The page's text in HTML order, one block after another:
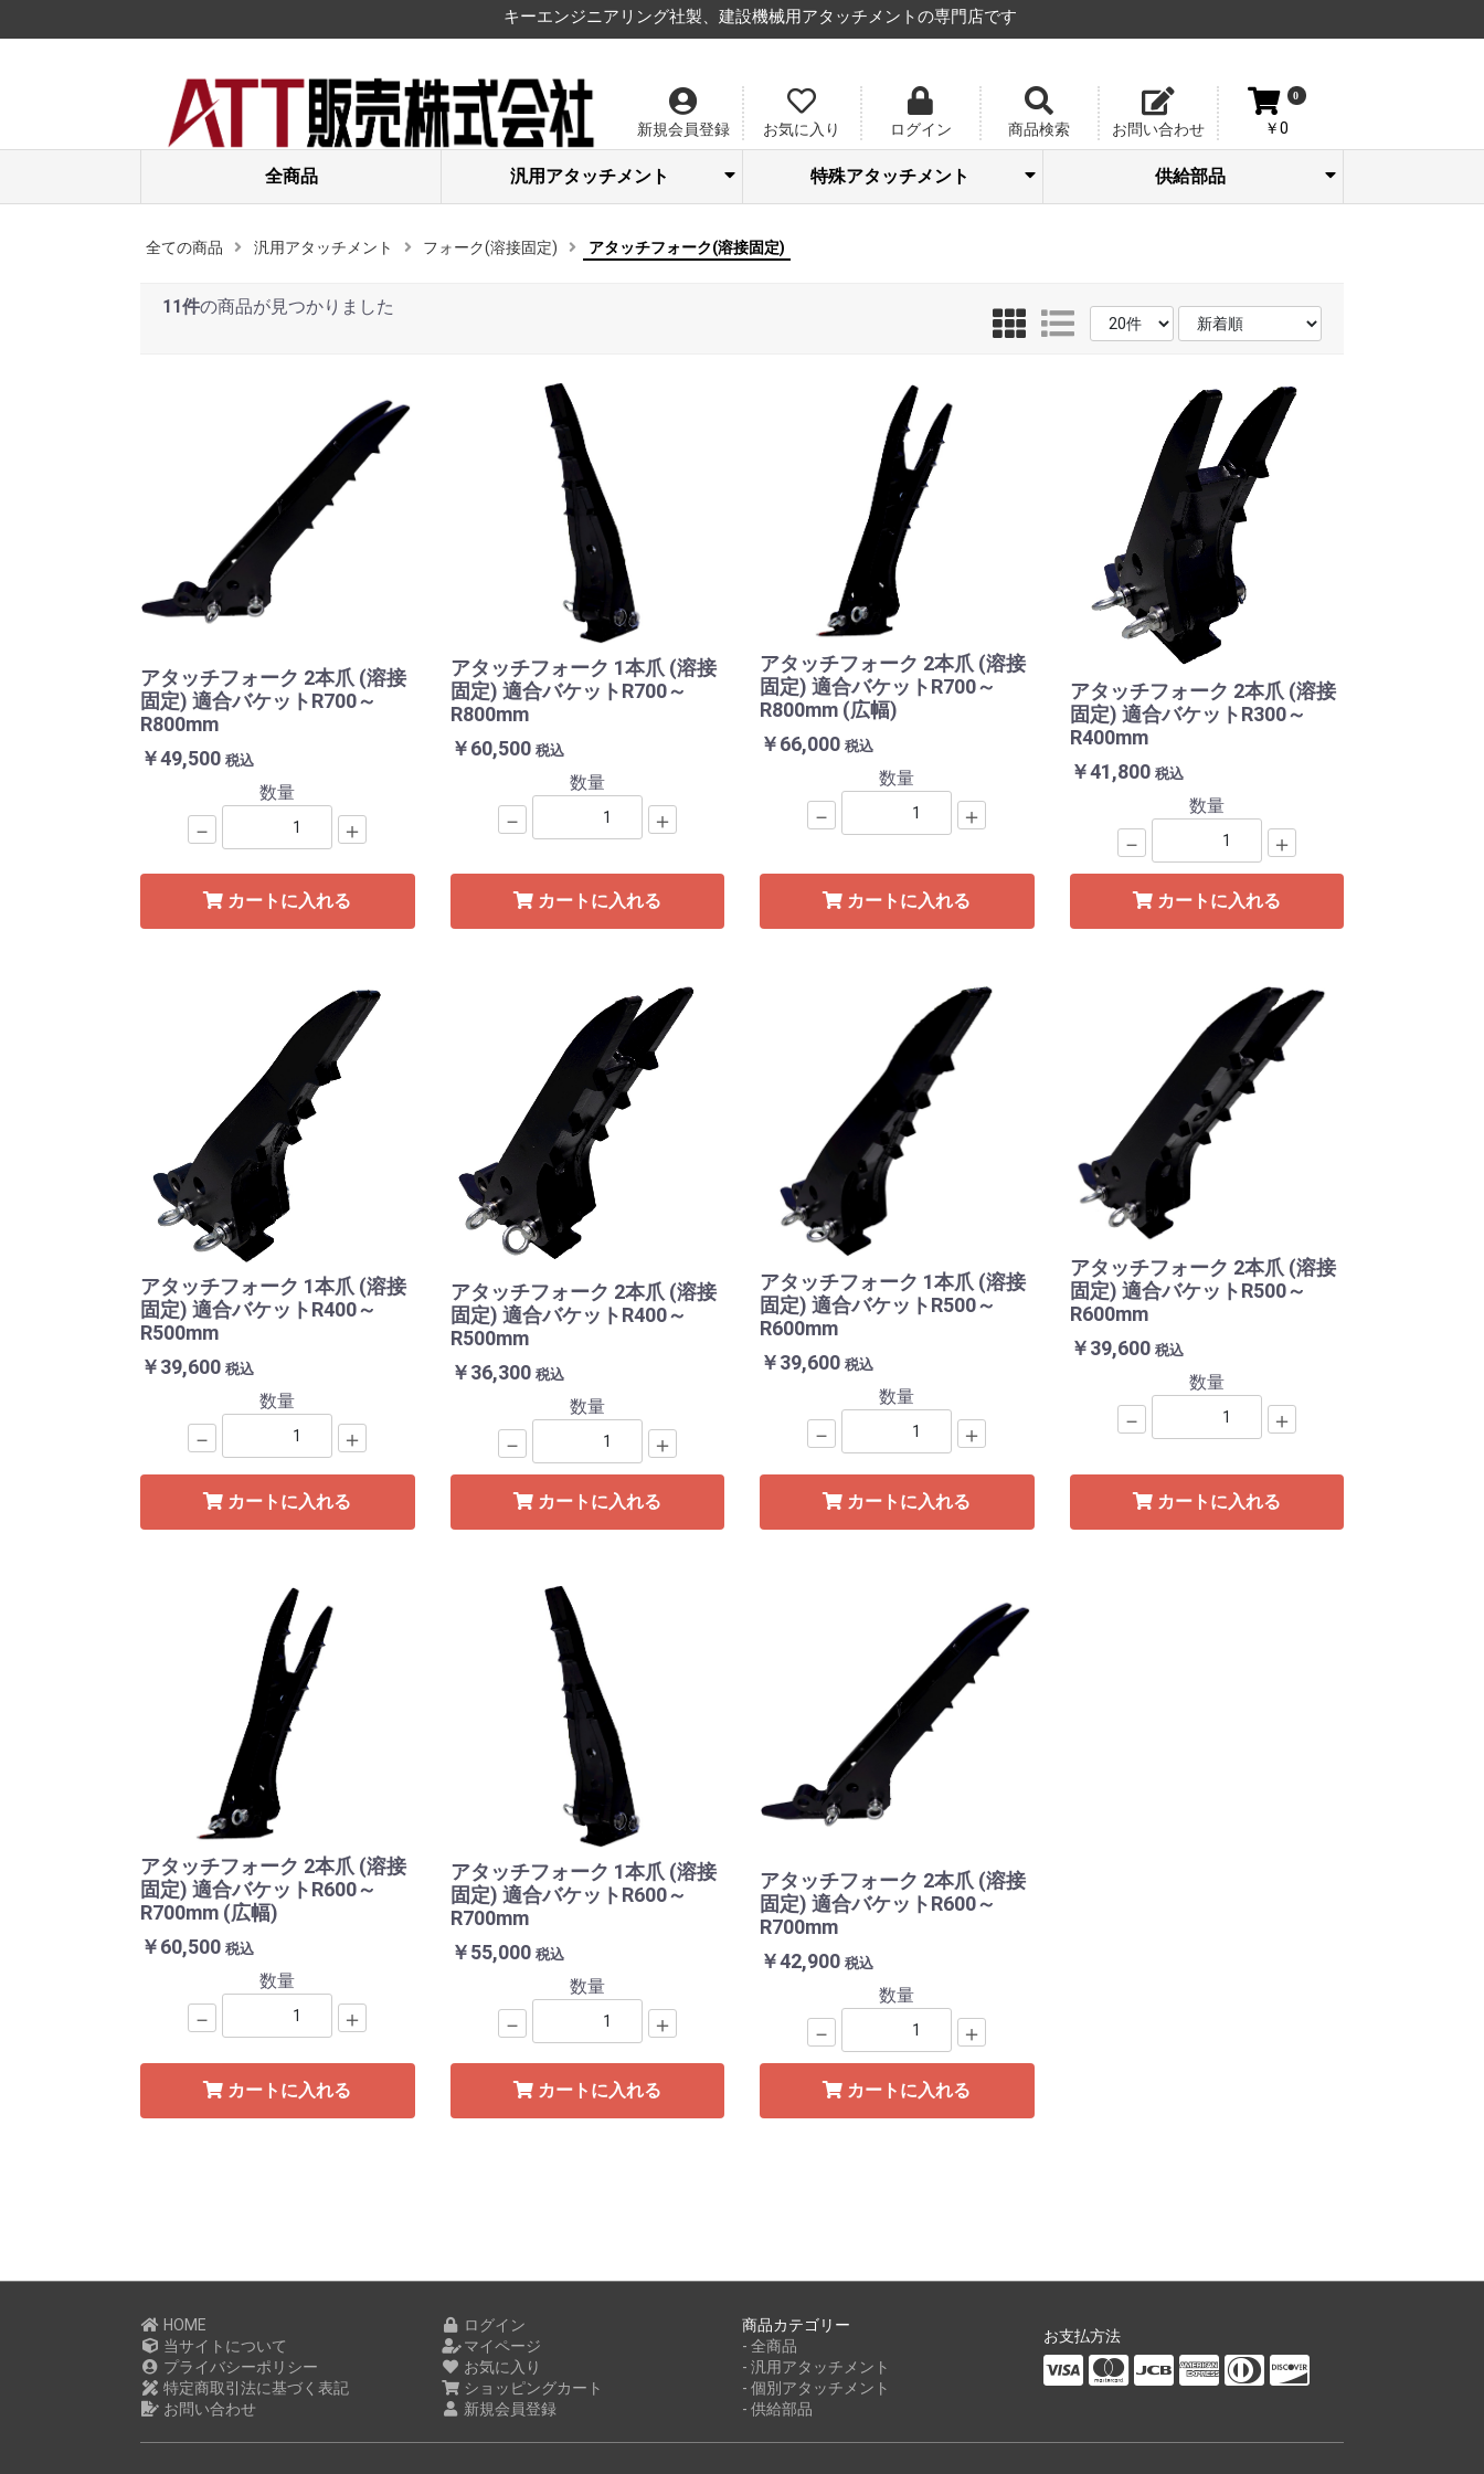
キーエンジニアリング社製、建設機械用アタッチメントの専門店です
新規会員登録 お気に入り ログイン 商品検索 お問い合わせ
0
￥0
全商品 汎用アタッチメント
Ф35/Ф38/Ф40
量・溶接固定)
接固定)
特殊アタッチメント
機)
供給部品
全ての商品 汎用アタッチメント フォーク(溶接固定) アタッチフォーク(溶接固定)
11件の商品が見つかりました
アタッチフォーク 2本爪 (溶接
固定) 適合バケットR700～
R800mm
￥49,500 税込
数量
－ ＋
カートに入れる
アタッチフォーク 1本爪 (溶接
固定) 適合バケットR700～
R800mm
￥60,500 税込
数量
－ ＋
カートに入れる
アタッチフォーク 2本爪 (溶接
固定) 適合バケットR700～
R800mm (広幅)
￥66,000 税込
数量
－ ＋
カートに入れる
アタッチフォーク 2本爪 (溶接
固定) 適合バケットR300～
R400mm
￥41,800 税込
数量
－ ＋
カートに入れる
アタッチフォーク 1本爪 (溶接
固定) 適合バケットR400～
R500mm
￥39,600 税込
数量
－ ＋
カートに入れる
アタッチフォーク 2本爪 (溶接
固定) 適合バケットR400～
R500mm
￥36,300 税込
数量
－ ＋
カートに入れる
アタッチフォーク 1本爪 (溶接
固定) 適合バケットR500～
R600mm
￥39,600 税込
数量
－ ＋
カートに入れる
アタッチフォーク 2本爪 (溶接
固定) 適合バケットR500～
R600mm
￥39,600 税込
数量
－ ＋
カートに入れる
アタッチフォーク 2本爪 (溶接
固定) 適合バケットR600～
R700mm (広幅)
￥60,500 税込
数量
－ ＋
カートに入れる
アタッチフォーク 1本爪 (溶接
固定) 適合バケットR600～
R700mm
￥55,000 税込
数量
－ ＋
カートに入れる
アタッチフォーク 2本爪 (溶接
固定) 適合バケットR600～
R700mm
￥42,900 税込
数量
－ ＋
カートに入れる
HOME
当サイトについて
プライバシーポリシー
特定商取引法に基づく表記
お問い合わせ
ログイン
マイページ
お気に入り
ショッピングカート
新規会員登録
商品カテゴリー
- 全商品
- 汎用アタッチメント
- 個別アタッチメント
- 供給部品
お支払方法